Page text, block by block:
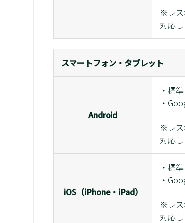
※レス
対応
スマートフォン・タブレット
Android
・標
・
※レス
対応
iOS（iPhone・iPad）
・標
・
※レス
対応